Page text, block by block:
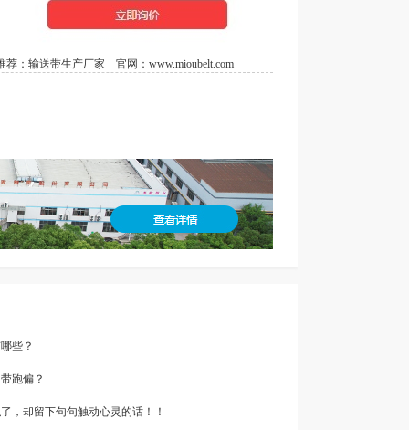
输送带生产厂家 官网： www.mioubelt.com
些？
跑偏？
，却留下句句触动心灵的话！！